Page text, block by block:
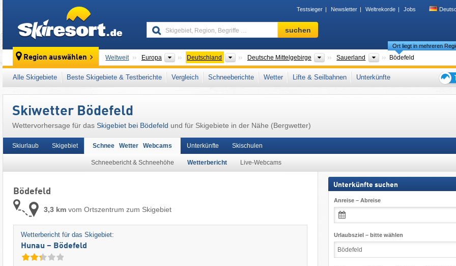
Testsieger Newsletter Weltrekorde Jobs
Skigebiet,
Region,
…
suchen
Region auswählen Weltweit Europa Kontinente
Deutschland LänderDeutsche Mittelgebirge Gebirgszüge
Sauerland Bitte wählen
Ort liegt in mehreren
Bödefeld
Dieser Ort liegt auch in: Hochsauerlandkreis Rothaargebirge, Arnsberg Nordrhein-Westfalen Süderbergland
Rheinisches Schiefergebirge
Westdeutschland Westeuropa Mitteleuropa Europäische Union
Alle Skigebiete Beste Skigebiete & Testberichte Vergleich Schneeberichte Wetter Lifte & Seilbahnen
Unterkünfte
Skiwetter Bödefeld
Wettervorhersage für das Skigebiet bei Bödefeld und für Skigebiete in der Nähe (Bergwetter)
Skiurlaub Skigebiet Schnee Wetter Webcams
Schneebericht & Schneehöhe Wetterbericht Live-Webcams
Unterkünfte Skischulen
Bödefeld
3,3 kmvom Ortszentrum zum Skigebiet
Wetterbericht für das Skigebiet:
Hunau – Bödefeld
Unterkünfte suchen
Anreise – Abreise
Urlaubsziel – bitte wählen